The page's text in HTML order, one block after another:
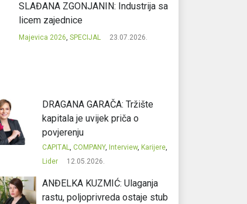
SLAĐANA ZGONJANIN: Industrija sa
licem zajednice
Majevica 2026, SPECIJAL 23.07.2026.
DRAGANA GARAČA: Tržište
kapitala je uvijek priča o
povjerenju
CAPITAL,COMPANY, Interview, Karijere,
Lider
12.05.2026.
ANĐELKA KUZMIĆ: Ulaganja
rastu, poljoprivreda ostaje stub